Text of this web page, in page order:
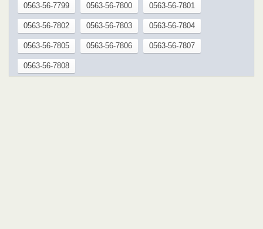
0563-56-7799 0563-56-7800 0563-56-7801
0563-56-7802 0563-56-7803 0563-56-7804
0563-56-7805 0563-56-7806 0563-56-7807
0563-56-7808